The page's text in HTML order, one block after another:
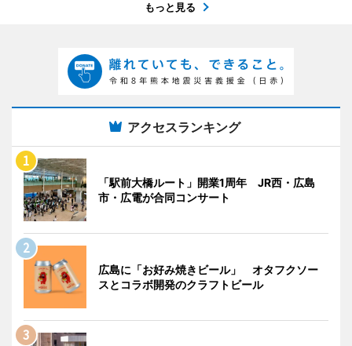
もっと見る
アクセスランキング
「駅前大橋ルート」開業1周年 JR西・広島
市・広電が合同コンサート
広島に「お好み焼きビール」 オタフクソー
スとコラボ開発のクラフトビール